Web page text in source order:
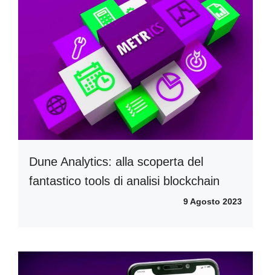
Dune Analytics: alla scoperta del
fantastico tools di analisi blockchain
9 Agosto 2023